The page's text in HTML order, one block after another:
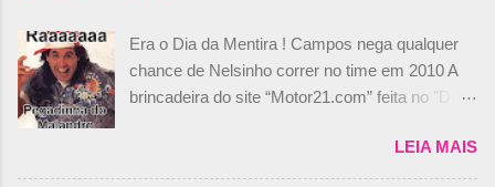
Era o Dia da Mentira ! Campos nega qualquer
chance de Nelsinho correr no time em 2010 A
brincadeira do site “Motor21.com” feita no "Día
de abril –, afirmando que Nelson Piquet havia
comprado 15% das ações da Campos, dando,
LEIA MAIS